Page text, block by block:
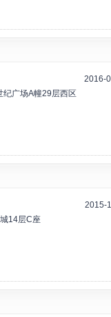
纪广场A幢29层西区
2016-
14层C座
2015-